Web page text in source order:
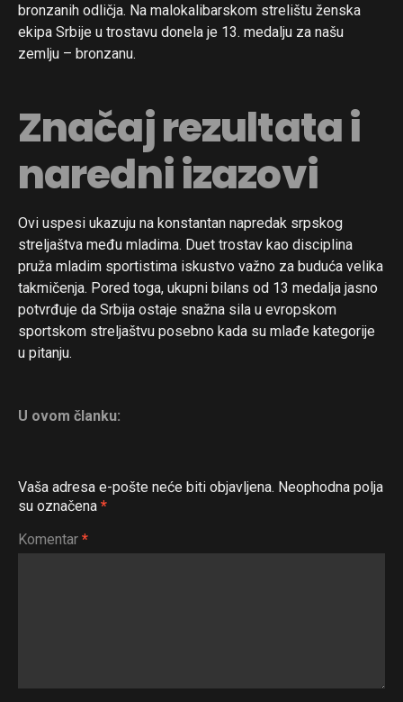
bronzanih odličja. Na malokalibarskom strelištu ženska
ekipa Srbije u trostavu donela je 13. medalju za našu
zemlju – bronzanu.
Značaj rezultata i
naredni izazovi
Ovi uspesi ukazuju na konstantan napredak srpskog
streljaštva među mladima. Duet trostav kao disciplina
pruža mladim sportistima iskustvo važno za buduća velika
takmičenja. Pored toga, ukupni bilans od 13 medalja jasno
potvrđuje da Srbija ostaje snažna sila u evropskom
sportskom streljaštvu posebno kada su mlađe kategorije
u pitanju.
U ovom članku:
Vaša adresa e-pošte neće biti objavljena. Neophodna polja
su označena *
Komentar *